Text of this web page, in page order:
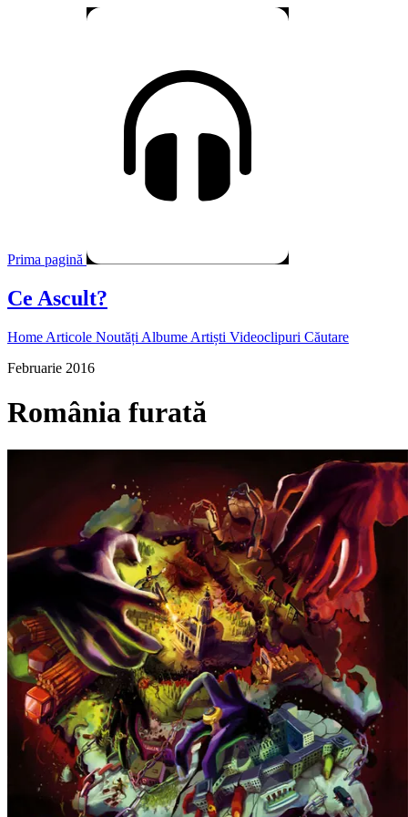
Prima pagină
Ce Ascult?
Home Articole Noutăți Albume Artiști Videoclipuri Căutare
Februarie 2016
România furată
Pagina externă
Pagina externă
CCedry2k
Alți artiști pe acest album
ENEl Nino
JKJohnny King
AAngeles
DGDJ Grigo
RRashid
Stres
Vezi pagina artistului